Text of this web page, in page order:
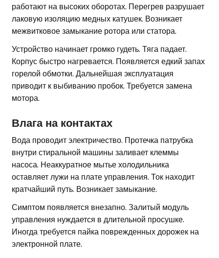
работают на высоких оборотах. Перегрев разрушает
лаковую изоляцию медных катушек. Возникает
межвитковое замыкание ротора или статора.
Устройство начинает громко гудеть. Тяга падает.
Корпус быстро нагревается. Появляется едкий запах
горелой обмотки. Дальнейшая эксплуатация
приводит к выбиванию пробок. Требуется замена
мотора.
Влага на контактах
Вода проводит электричество. Протечка патрубка
внутри стиральной машины заливает клеммы
насоса. Неаккуратное мытье холодильника
оставляет лужи на плате управления. Ток находит
кратчайший путь. Возникает замыкание.
Симптом появляется внезапно. Залитый модуль
управления нуждается в длительной просушке.
Иногда требуется пайка поврежденных дорожек на
электронной плате.